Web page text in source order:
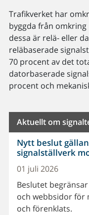
Trafikverket har
byggda från omkring
dessa är relä- eller
reläbaserade
70 procent av det
datorbaserade
procent och
Aktuellt om
Nytt beslut
signalställverk
01 juli 2026
Beslutet
och webbsidor för
och förenklats.